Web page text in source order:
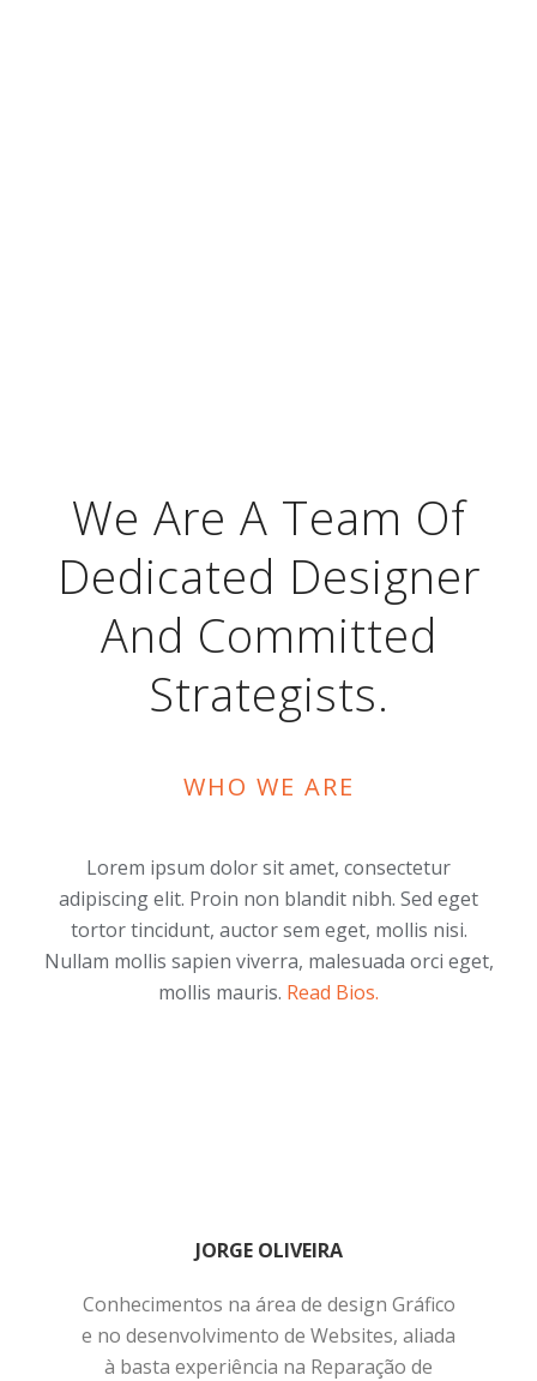
We Are A Team Of
Dedicated Designer
And Committed
Strategists.
WHO WE ARE
Lorem ipsum dolor sit amet, consectetur
adipiscing elit. Proin non blandit nibh. Sed eget
tortor tincidunt, auctor sem eget, mollis nisi.
Nullam mollis sapien viverra, malesuada orci eget,
mollis mauris. Read Bios.
JORGE OLIVEIRA
Conhecimentos na área de design Gráfico
e no desenvolvimento de Websites, aliada
à basta experiência na Reparação de